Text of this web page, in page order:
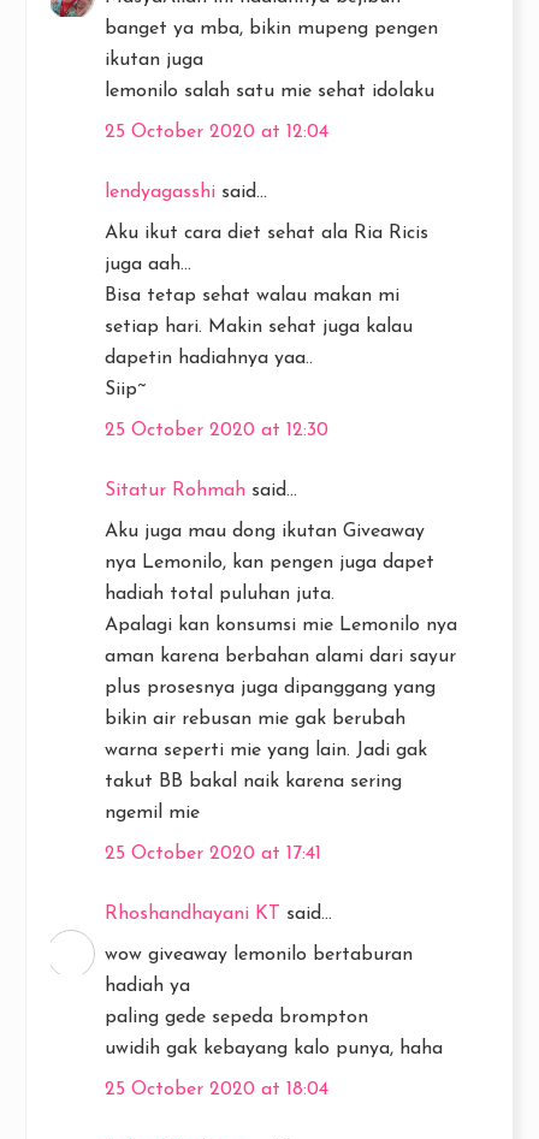
banget ya mba, bikin mupeng pengen
ikutan juga
lemonilo salah satu mie sehat idolaku
25 October 2020 at 12:04
lendyagasshi said...
Aku ikut cara diet sehat ala Ria Ricis
juga aah...
Bisa tetap sehat walau makan mi
setiap hari. Makin sehat juga kalau
dapetin hadiahnya yaa..
Siip~
25 October 2020 at 12:30
Sitatur Rohmah said...
Aku juga mau dong ikutan Giveaway
nya Lemonilo, kan pengen juga dapet
hadiah total puluhan juta.
Apalagi kan konsumsi mie Lemonilo nya
aman karena berbahan alami dari sayur
plus prosesnya juga dipanggang yang
bikin air rebusan mie gak berubah
warna seperti mie yang lain. Jadi gak
takut BB bakal naik karena sering
ngemil mie
25 October 2020 at 17:41
Rhoshandhayani KT said...
wow giveaway lemonilo bertaburan
hadiah ya
paling gede sepeda brompton
uwidih gak kebayang kalo punya, haha
25 October 2020 at 18:04